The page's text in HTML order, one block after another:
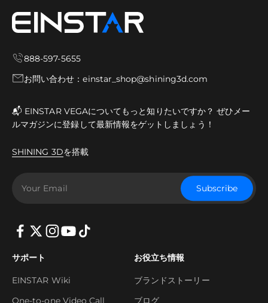
888-597-5655
お問い合わせ：einstar_shop@shining3d.com
📬 EINSTAR VEGAについてもっと知りたいですか？ ぜひメー
ルマガジンに登録して最新情報をゲットしましょう！
SHINING 3Dを搭載
Your Email Subscribe
サポート
EINSTAR Wiki
One-to-one Video Call
お役立ち情報
ブランドストーリー
ブログ